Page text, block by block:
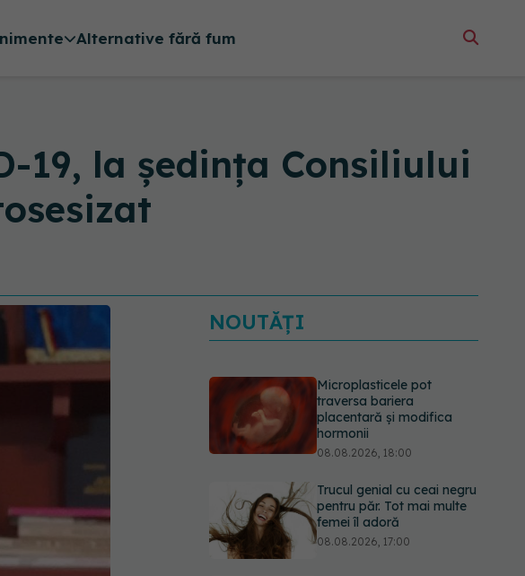
Alternative fără fum
19, la ședinţa Consiliului
NOUTĂȚI
Microplasticele pot
traversa bariera
placentară și modifica
hormonii
08.08.2026, 18:00
Trucul genial cu ceai negru
pentru păr. Tot mai multe
femei îl adoră
08.08.2026, 17:00